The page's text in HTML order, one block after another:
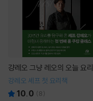
걍레오 그냥 레오의 오늘 요리
강레오 셰프 첫 요리책
10.0 (8)